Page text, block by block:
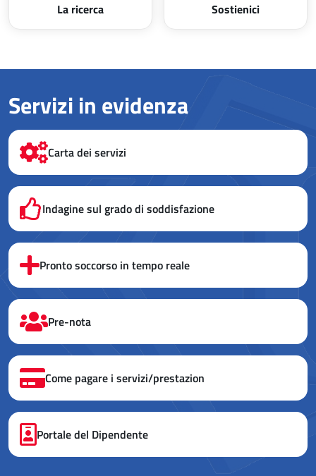
La ricerca Sostienici
Servizi in evidenza
Carta dei servizi
Indagine sul grado di soddisfazione
Pronto soccorso in tempo reale
Pre-nota
Come pagare i servizi/prestazion
Portale del Dipendente